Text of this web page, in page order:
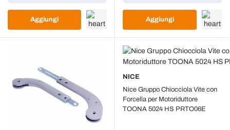
Aggiungi Aggiungi
NICE
Nice Gruppo Chiocciola Vite con
Forcella per Motoriduttore
TOONA 5024 HS PRTO06E